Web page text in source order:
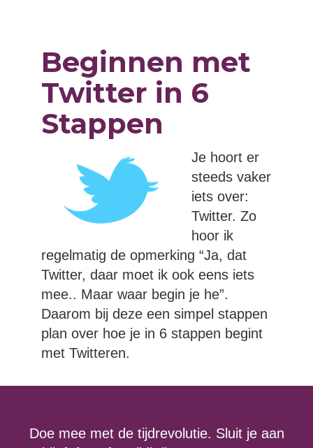
Beginnen met
Twitter in 6
Stappen
Je hoort er
steeds vaker
iets over:
Twitter. Zo
hoor ik
regelmatig de opmerking “Ja, dat
Twitter, daar moet ik ook eens iets
mee.. Maar waar begin je he”.
Daarom bij deze een simpel stappen
plan over hoe je in 6 stappen begint
met Twitteren.
Doe mee met de tijdrevolutie. Sluit je aan